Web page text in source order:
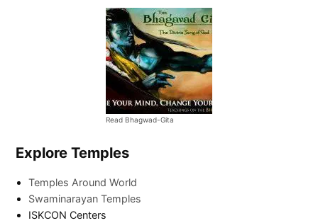
Read Bhagwad-Gita
Explore Temples
Temples Around World
Swaminarayan Temples
ISKCON Centers